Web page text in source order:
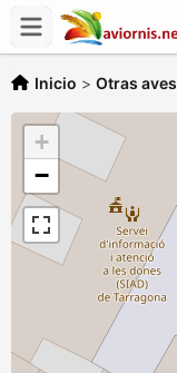
Inicio > Otras aves
+
−